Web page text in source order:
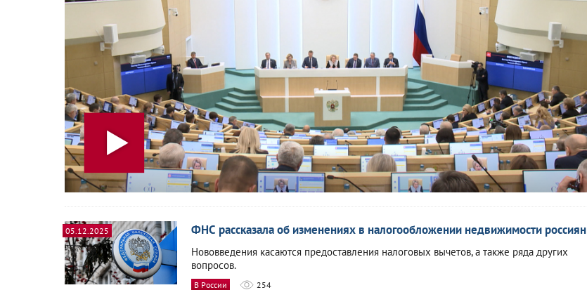
05.12.2025 ФНС рассказала об изменениях в налогообложении недвижимости россиян
Нововведения касаются предоставления налоговых вычетов, а также ряда других
вопросов.
В России 254